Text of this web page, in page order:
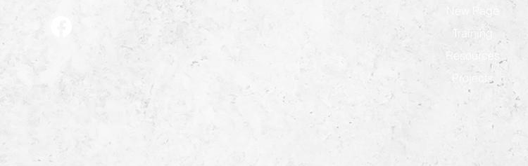
New Page
Training
Resources
Projects